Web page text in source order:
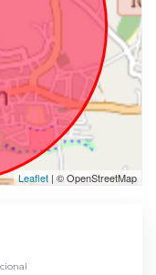
Leaflet | © OpenStreetMap